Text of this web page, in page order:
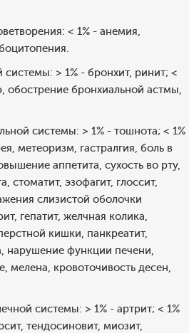
< 1% - анемия,
> 1% - бронхит, ринит; <
обострение бронхиальной астмы,
системы: > 1% - тошнота; < 1%
метеоризм, гастралгия, боль в
аппетита, сухость во рту,
стоматит, эзофагит, глоссит,
слизистой оболочки
гепатит, желчная колика,
кишки, панкреатит,
нарушение функции печени,
мелена, кровоточивость десен,
системы: > 1% - артрит; < 1%
тендосиновит, миозит,